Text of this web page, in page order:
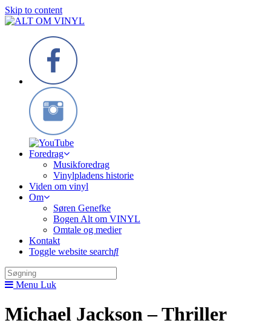
Skip to content
Foredrag
Musikforedrag
Vinylpladens historie
Viden om vinyl
Om
Søren Genefke
Bogen Alt om VINYL
Omtale og medier
Kontakt
Toggle website search
Menu Luk
Michael Jackson – Thriller